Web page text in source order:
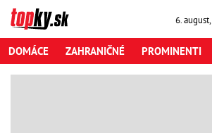
6. august,
DOMÁCE ZAHRANIČNÉ PROMINENTI